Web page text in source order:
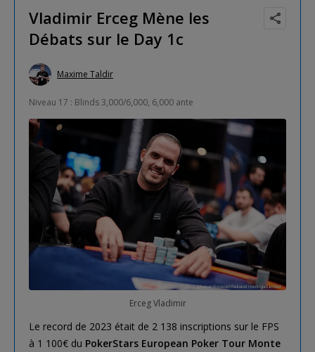
Vladimir Erceg Mène les
Débats sur le Day 1c
Maxime Taldir
Niveau 17 : Blinds 3,000/6,000, 6,000 ante
Erceg Vladimir
Le record de 2023 était de 2 138 inscriptions sur le FPS
à 1 100€ du PokerStars European Poker Tour Monte